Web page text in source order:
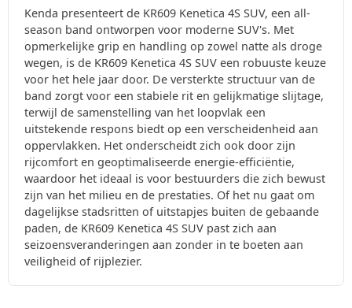
Kenda presenteert de KR609 Kenetica 4S SUV, een all-
season band ontworpen voor moderne SUV's. Met
opmerkelijke grip en handling op zowel natte als droge
wegen, is de KR609 Kenetica 4S SUV een robuuste keuze
voor het hele jaar door. De versterkte structuur van de
band zorgt voor een stabiele rit en gelijkmatige slijtage,
terwijl de samenstelling van het loopvlak een
uitstekende respons biedt op een verscheidenheid aan
oppervlakken. Het onderscheidt zich ook door zijn
rijcomfort en geoptimaliseerde energie-efficiëntie,
waardoor het ideaal is voor bestuurders die zich bewust
zijn van het milieu en de prestaties. Of het nu gaat om
dagelijkse stadsritten of uitstapjes buiten de gebaande
paden, de KR609 Kenetica 4S SUV past zich aan
seizoensveranderingen aan zonder in te boeten aan
veiligheid of rijplezier.